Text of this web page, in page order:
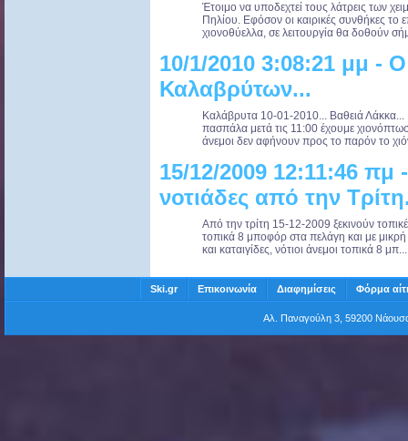
Έτοιμο να υποδεχτεί τους λάτρεις των
Πηλίου. Εφόσον οι καιρικές συνθήκες το
χιονοθύελλα, σε λειτουργία θα δοθούν
10/1/2010 3:08:21 μμ -
Καλαβρύτων...
Καλάβρυτα 10-01-2010... Βαθειά
πασπάλα μετά τις 11:00 έχουμε
άνεμοι δεν αφήνουν προς το παρόν το
15/12/2009 12:11:46 πμ
νοτιάδες από την
Από την τρίτη 15-12-2009 ξεκινούν
τοπικά 8 μποφόρ στα πελάγη και με
και καταιγίδες, νότιοι άνεμοι τοπικά 8 μπ...
Ski.gr Επικοινωνία Διαφημίσεις Φόρμα
Αλ. Παναγούλη 3, 59200